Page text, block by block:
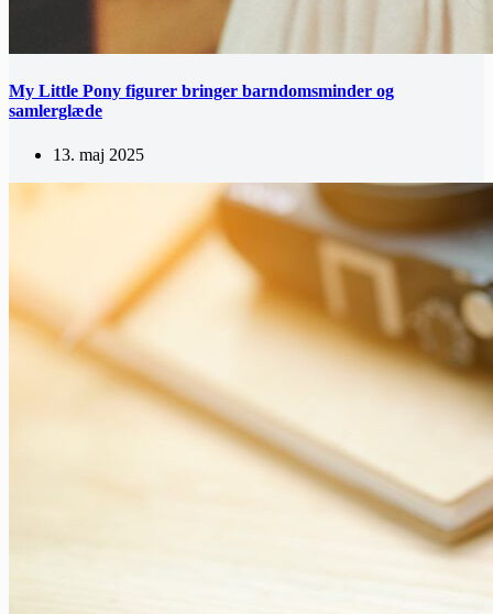
My Little Pony figurer bringer barndomsminder og
samlerglæde
13. maj 2025